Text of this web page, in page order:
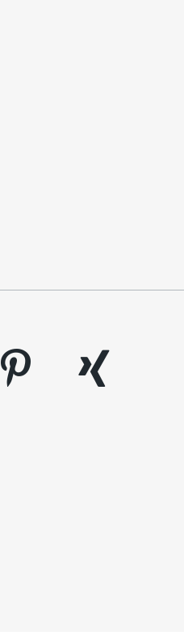
pinterest
xing